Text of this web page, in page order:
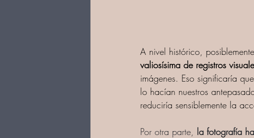
A nivel histórico,
valiosísima de registros
imágenes. Eso significaría
lo hacían nuestros
reduciría sensiblemente la
Por otra parte, la fotografía